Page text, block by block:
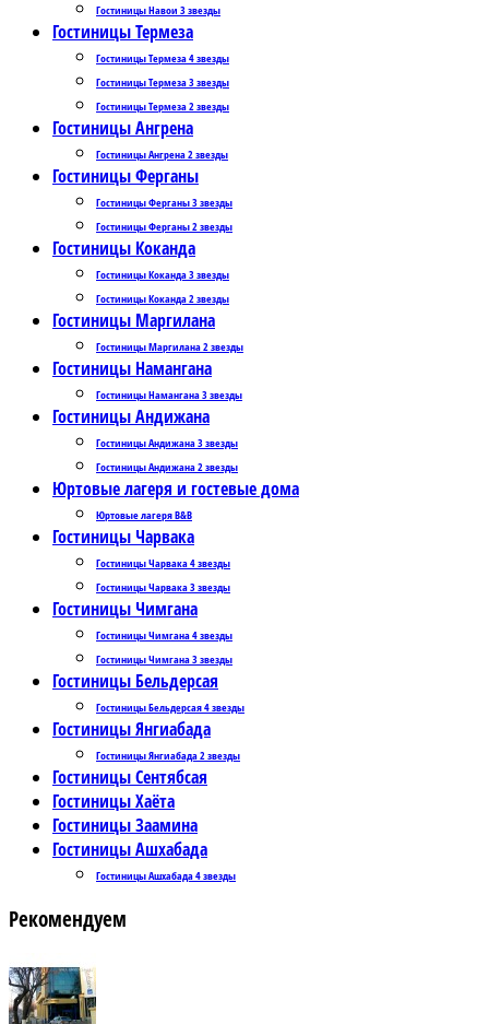
Гостиницы Навои 3 звезды
Гостиницы Термеза
Гостиницы Термеза 4 звезды
Гостиницы Термеза 3 звезды
Гостиницы Термеза 2 звезды
Гостиницы Ангрена
Гостиницы Ангрена 2 звезды
Гостиницы Ферганы
Гостиницы Ферганы 3 звезды
Гостиницы Ферганы 2 звезды
Гостиницы Коканда
Гостиницы Коканда 3 звезды
Гостиницы Коканда 2 звезды
Гостиницы Маргилана
Гостиницы Маргилана 2 звезды
Гостиницы Намангана
Гостиницы Намангана 3 звезды
Гостиницы Андижана
Гостиницы Андижана 3 звезды
Гостиницы Андижана 2 звезды
Юртовые лагеря и гостевые дома
Юртовые лагеря B&B
Гостиницы Чарвака
Гостиницы Чарвака 4 звезды
Гостиницы Чарвака 3 звезды
Гостиницы Чимгана
Гостиницы Чимгана 4 звезды
Гостиницы Чимгана 3 звезды
Гостиницы Бельдерсая
Гостиницы Бельдерсая 4 звезды
Гостиницы Янгиабада
Гостиницы Янгиабада 2 звезды
Гостиницы Сентябсая
Гостиницы Хаёта
Гостиницы Заамина
Гостиницы Ашхабада
Гостиницы Ашхабада 4 звезды
Рекомендуем